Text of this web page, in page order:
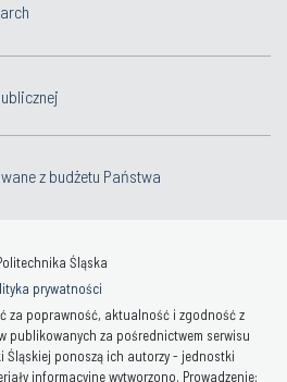
z budżetu Państwa
Śląska
prywatności
za poprawność, aktualność i zgodność z
publikowanych za pośrednictwem serwisu
Śląskiej ponoszą ich autorzy - jednostki
informacyjne wytworzono. Prowadzenie: